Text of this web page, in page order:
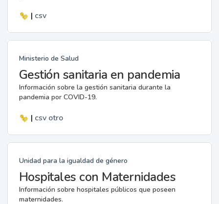
| csv
Ministerio de Salud
Gestión sanitaria en pandemia
Información sobre la gestión sanitaria durante la
pandemia por COVID-19.
| csv otro
Unidad para la igualdad de género
Hospitales con Maternidades
Información sobre hospitales públicos que poseen
maternidades.